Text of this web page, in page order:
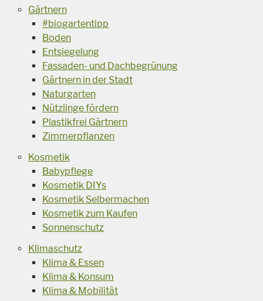
Gärtnern
#biogartentipp
Boden
Entsiegelung
Fassaden- und Dachbegrünung
Gärtnern in der Stadt
Naturgarten
Nützlinge fördern
Plastikfrei Gärtnern
Zimmerpflanzen
Kosmetik
Babypflege
Kosmetik DIYs
Kosmetik Selbermachen
Kosmetik zum Kaufen
Sonnenschutz
Klimaschutz
Klima & Essen
Klima & Konsum
Klima & Mobilität